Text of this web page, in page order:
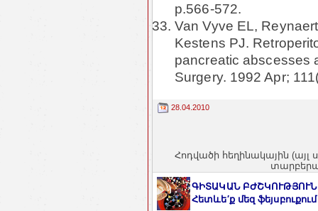
p.566-572.
Van Vyve EL,
Kestens PJ.
pancreatic abscesses
Surgery. 1992 Apr;
28.04.2010
Հոդվածի հեղինակային (այլ
ԳԻՏԱԿԱՆ ԲԺՇԿՈՒԹՅՈՒՆ
Հետևե′ք մեզ ֆեյսբուքում